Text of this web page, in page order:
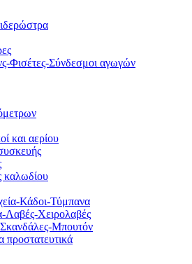
Φισέτες-Σύνδεσμοι αγωγών
και αερίου
καλωδίου
Κάδοι-Τύμπανα
Λαβές-Χειρολαβές
Μπουτόν